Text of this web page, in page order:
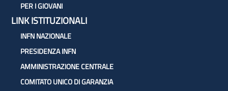
PER I GIOVANI
LINK ISTITUZIONALI
INFN NAZIONALE
PRESIDENZA INFN
AMMINISTRAZIONE CENTRALE
COMITATO UNICO DI GARANZIA